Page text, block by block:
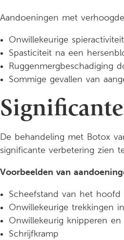
Aandoeningen met verhoogde
Onwillekeurige
Spasticiteit na een
Ruggenmergbeschadiging
Sommige gevallen van
De behandeling met Botox
significante verbetering zien
Voorbeelden van
Scheefstand van het hoofd
Onwillekeurige trekkingen
Onwillekeurig knipperen
Schrijfkramp